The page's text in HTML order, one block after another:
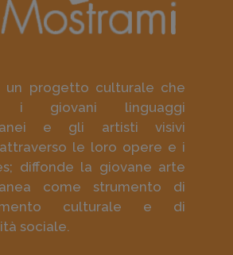
un progetto culturale che
i giovani linguaggi
e gli artisti visivi
le loro opere e i
diffonde la giovane arte
come strumento di
culturale e di
sociale.